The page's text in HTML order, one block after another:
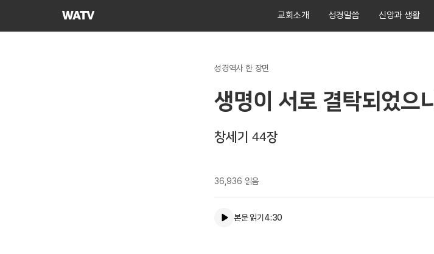
하나님의교회
교회소개 성경말씀 신앙과 생활
성경역사 한 장면
생명이 서로 결탁되었으니
창세기 44장
36,936 읽음
본문 읽기4:30